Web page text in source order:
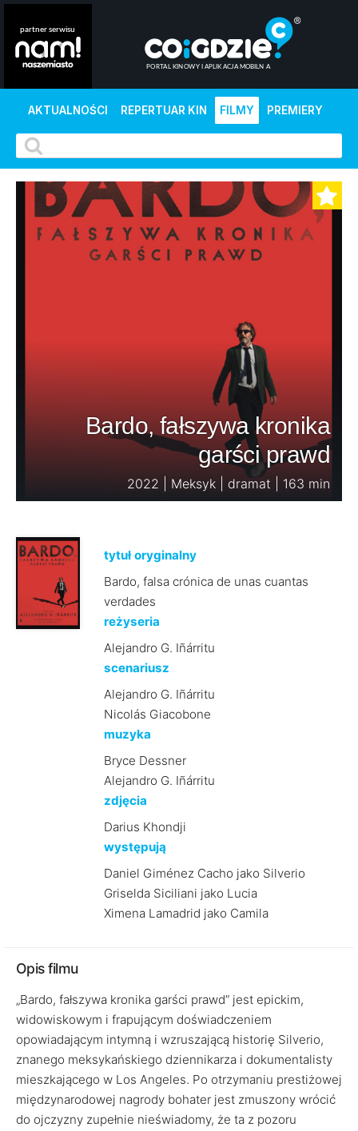
AKTUALNOŚCI REPERTUAR KIN FILMY PREMIERY
Bardo, fałszywa kronika
garści prawd
2022 | Meksyk | dramat | 163 min
tytuł oryginalny
Bardo, falsa crónica de unas cuantas
verdades
reżyseria
Alejandro G. Iñárritu
scenariusz
Alejandro G. Iñárritu
Nicolás Giacobone
muzyka
Bryce Dessner
Alejandro G. Iñárritu
zdjęcia
Darius Khondji
występują
Daniel Giménez Cacho jako Silverio
Griselda Siciliani jako Lucia
Ximena Lamadrid jako Camila
Opis filmu
„Bardo, fałszywa kronika garści prawd” jest epickim,
widowiskowym i frapującym doświadczeniem
opowiadającym intymną i wzruszającą historię Silverio,
znanego meksykańskiego dziennikarza i dokumentalisty
mieszkającego w Los Angeles. Po otrzymaniu prestiżowej
międzynarodowej nagrody bohater jest zmuszony wrócić
do ojczyzny zupełnie nieświadomy, że ta z pozoru